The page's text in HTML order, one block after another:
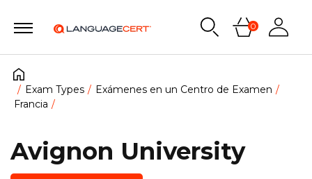
0
Exam Types
Exámenes en un Centro de Examen
Francia
Avignon University